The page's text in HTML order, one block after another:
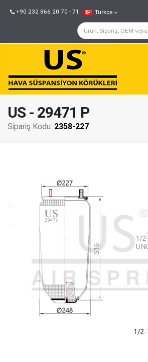
+90 232 866 20 70 - 71 Türkçe
US - 29471 P
Sipariş Kodu: 2358-227